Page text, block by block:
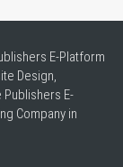
E-Platform
Design,
E-
Company in